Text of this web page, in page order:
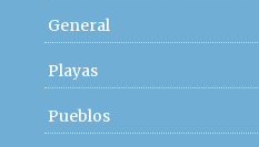
General
Playas
Pueblos